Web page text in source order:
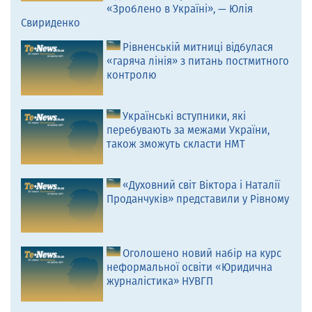
«Зроблено в Україні», — Юлія
Свириденко
Рівненській митниці відбулася
«гаряча лінія» з питань постмитного
контролю
Українські вступники, які
перебувають за межами України,
також зможуть скласти НМТ
«Духовний світ Віктора і Наталії
Проданчуків» представили у Рівному
Оголошено новий набір на курс
неформальної освіти «Юридична
журналістика» НУВГП